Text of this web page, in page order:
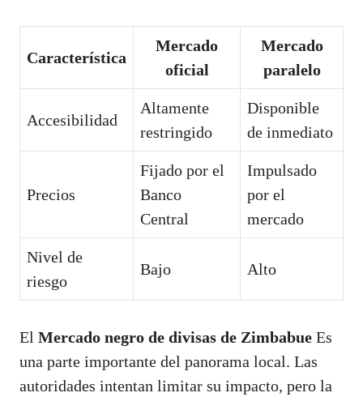
Característica
Mercado
oficial
Mercado
paralelo
Accesibilidad
Altamente
restringido
Disponible
de inmediato
Precios
Fijado por el
Banco
Central
Impulsado
por el
mercado
Nivel de
riesgo
Bajo Alto
El Mercado negro de divisas de Zimbabue Es
una parte importante del panorama local. Las
autoridades intentan limitar su impacto, pero la